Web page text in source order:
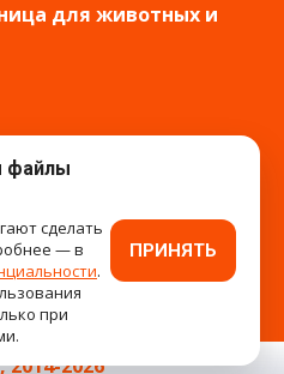
для животных и
работы
2026
файлы
сделать
— в
.
при
ПРИНЯТЬ